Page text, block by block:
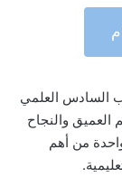
السادس العلمي
العميق والنجاح
من أهم